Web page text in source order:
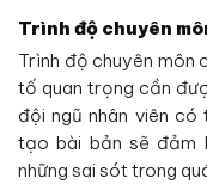
Trình độ chuyên
Trình độ chuyên môn
tố quan trọng cần
đội ngũ nhân viên
tạo bài bản sẽ đảm
những sai sót trong